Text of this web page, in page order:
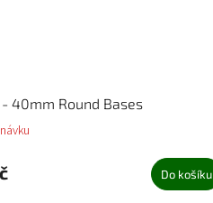
40mm Round Bases
Do košíku